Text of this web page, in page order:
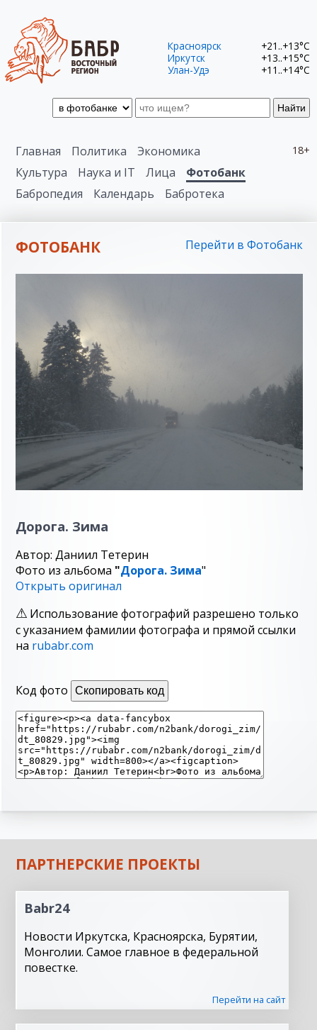
Найти
Красноярск
+21..+13°C
Иркутск
+13..+15°C
Улан-Удэ
+11..+14°C
18+
Главная Политика
Экономика
Культура
Наука и IT Лица
Фотобанк
Бабропедия
Календарь Бабротека
ФОТОБАНК Перейти в Фотобанк
Дорога. Зима
Автор: Даниил Тетерин
Фото из альбома "Дорога. Зима"
Открыть оригинал
Использование фотографий разрешено только
с указанием фамилии фотографа и прямой ссылки
на rubabr.com
Код фото Скопировать код
ПАРТНЕРСКИЕ ПРОЕКТЫ
Babr24
Новости Иркутска, Красноярска, Бурятии,
Монголии. Самое главное в федеральной
повестке.
Перейти на сайт